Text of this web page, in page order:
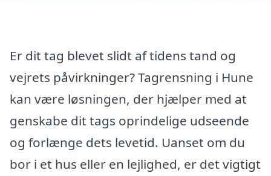
Er dit tag blevet slidt af tidens tand og
vejrets påvirkninger? Tagrensning i Hune
kan være løsningen, der hjælper med at
genskabe dit tags oprindelige udseende
og forlænge dets levetid. Uanset om du
bor i et hus eller en lejlighed, er det vigtigt